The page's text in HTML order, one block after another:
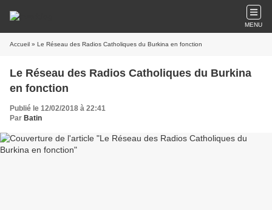
MENU
Accueil » Le Réseau des Radios Catholiques du Burkina en fonction
Le Réseau des Radios Catholiques du Burkina
en fonction
Publié le 12/02/2018 à 22:41
Par Batin